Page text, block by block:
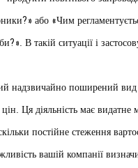
або «Чим
В такій ситуації і
надзвичайно поширений вид
Ця діяльність має видатне
постійне стеження
вашій компанії